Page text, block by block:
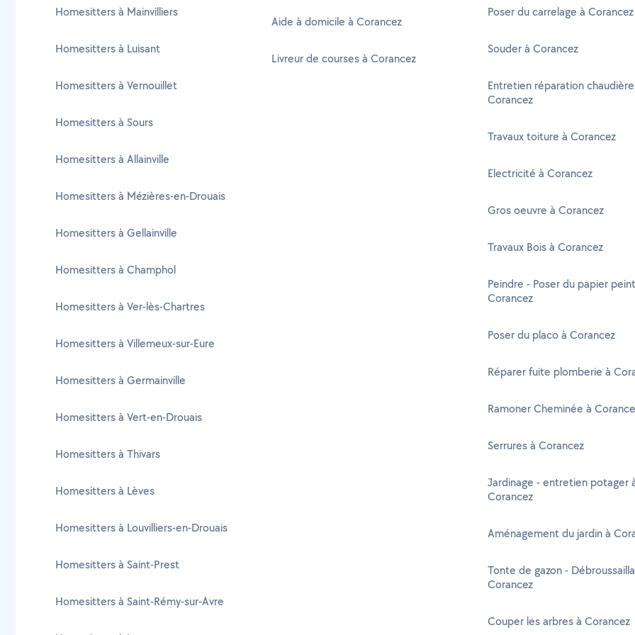
Homesitters à Mainvilliers
Homesitters à Luisant
Homesitters à Vernouillet
Homesitters à Sours
Homesitters à Allainville
Homesitters à Mézières-en-Drouais
Homesitters à Gellainville
Homesitters à Champhol
Homesitters à Ver-lès-Chartres
Homesitters à Villemeux-sur-Eure
Homesitters à Germainville
Homesitters à Vert-en-Drouais
Homesitters à Thivars
Homesitters à Lèves
Homesitters à Louvilliers-en-Drouais
Homesitters à Saint-Prest
Homesitters à Saint-Rémy-sur-Avre
Aide à domicile à Corancez
Livreur de courses à Corancez
Poser du carrelage à Corancez
Souder à Corancez
Entretien réparation
Corancez
Travaux toiture à Corancez
Electricité à Corancez
Gros oeuvre à Corancez
Travaux Bois à Corancez
Peindre - Poser du papier
Corancez
Poser du placo à Corancez
Réparer fuite plomberie à
Ramoner Cheminée à
Serrures à Corancez
Jardinage - entretien potager
Corancez
Aménagement du jardin à
Tonte de gazon -
Corancez
Couper les arbres à Corancez